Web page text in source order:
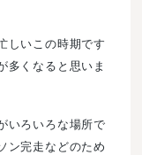
しいこの時期です
多くなると思いま
いろいろな場所で
ン完走などのため